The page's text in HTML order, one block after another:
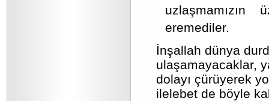
uzlaşmamızın
eremediler.
İnşallah dünya
ulaşamayacaklar,
dolayı çürüyerek
ilelebet de böyle